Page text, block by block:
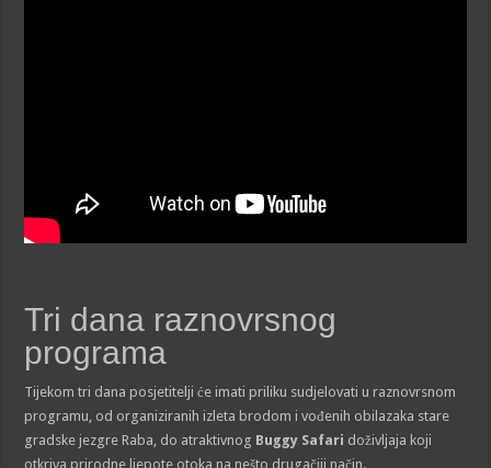
Tri dana raznovrsnog
programa
Tijekom tri dana posjetitelji će imati priliku sudjelovati u raznovrsnom
programu, od organiziranih izleta brodom i vođenih obilazaka stare
gradske jezgre Raba, do atraktivnog Buggy Safari doživljaja koji
otkriva prirodne ljepote otoka na nešto drugačiji način.